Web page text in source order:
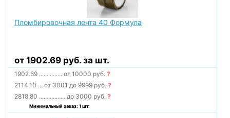
Пломбировочная лента 40 Формула
от 1902.69 руб. за шт.
1902.69 ............... от 10000 руб.?
2114.10 ... от 3001 до 9999 руб.?
2818.80 ................. до 3000 руб.?
Минимальный заказ: 1 шт.